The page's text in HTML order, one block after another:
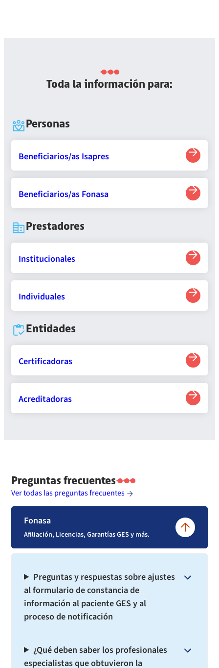
Toda la información para:
Personas
Beneficiarios/as Isapres
Beneficiarios/as Fonasa
Prestadores
Institucionales
Individuales
Entidades
Certificadoras
Acreditadoras
Preguntas frecuentes
Ver todas las preguntas frecuentes
Fonasa
Afiliación, Licencias, Garantías GES y más.
Preguntas y respuestas sobre ajustes
al formulario de constancia de
información al paciente GES y al
proceso de notificación
¿Qué deben saber los profesionales
especialistas que obtuvieron la